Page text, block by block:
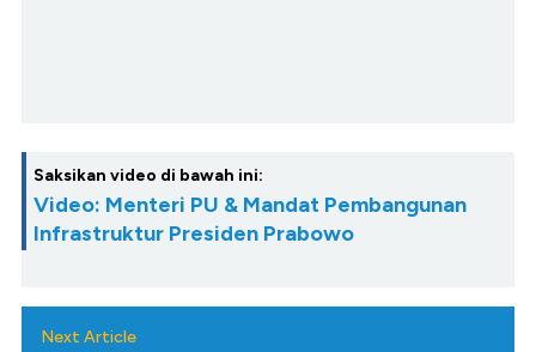
Saksikan video di bawah ini:
Video: Menteri PU & Mandat Pembangunan
Infrastruktur Presiden Prabowo
Next Article